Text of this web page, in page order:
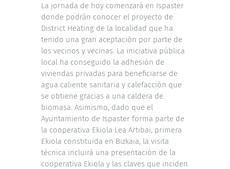
La jornada de hoy comenzará en Ispaster
donde podrán conocer el proyecto de
District Heating de la localidad que ha
tenido una gran aceptación por parte de
los vecinos y vecinas. La iniciativa pública
local ha conseguido la adhesión de
viviendas privadas para beneficiarse de
agua caliente sanitaria y calefacción que
se obtiene gracias a una caldera de
biomasa. Asimismo, dado que el
Ayuntamiento de Ispaster forma parte de
la cooperativa Ekiola Lea Artibai, primera
Ekiola constituida en Bizkaia, la visita
técnica incluirá una presentación de la
cooperativa Ekiola y las claves que inciden